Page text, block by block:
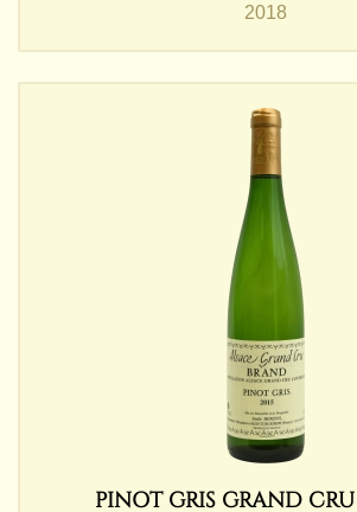
2018
PINOT GRIS GRAND